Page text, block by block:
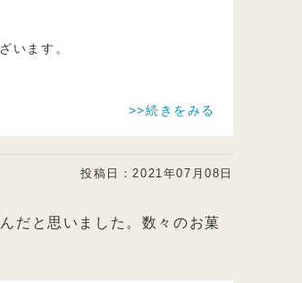
います。
>>続きをみる
投稿日：2021年07月08日
だと思いました。数々のお菓